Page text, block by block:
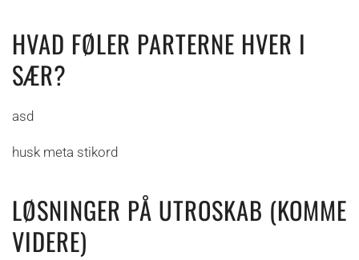
HVAD FØLER PARTERNE HVER I
SÆR?
asd
husk meta stikord
LØSNINGER PÅ UTROSKAB (KOMME
VIDERE)